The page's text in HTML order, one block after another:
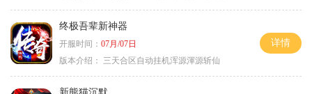
终极吾辈新神器
开服时间： 07月/07日
版本介绍：
三天合区自动挂机浑源渾源斩仙
详情